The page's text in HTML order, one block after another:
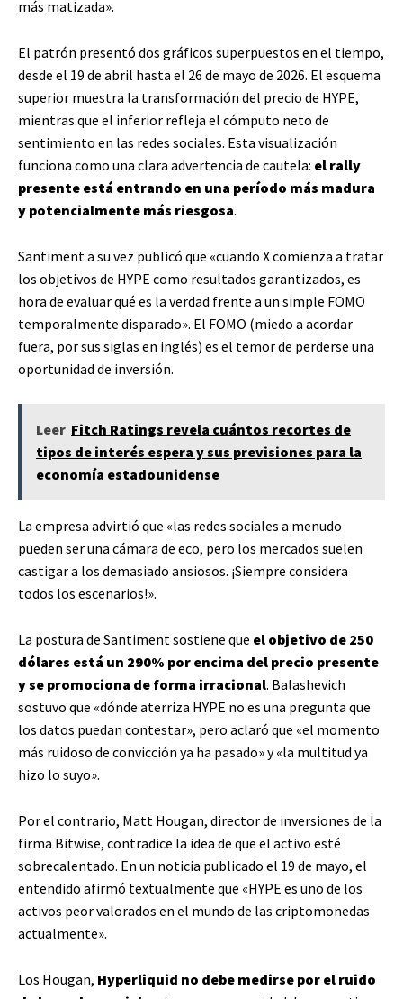
más matizada».
El patrón presentó dos gráficos superpuestos en el tiempo,
desde el 19 de abril hasta el 26 de mayo de 2026. El esquema
superior muestra la transformación del precio de HYPE,
mientras que el inferior refleja el cómputo neto de
sentimiento en las redes sociales. Esta visualización
funciona como una clara advertencia de cautela: el rally
presente está entrando en una período más madura
y potencialmente más riesgosa.
Santiment a su vez publicó que «cuando X comienza a tratar
los objetivos de HYPE como resultados garantizados, es
hora de evaluar qué es la verdad frente a un simple FOMO
temporalmente disparado». El FOMO (miedo a acordar
fuera, por sus siglas en inglés) es el temor de perderse una
oportunidad de inversión.
Leer Fitch Ratings revela cuántos recortes de
tipos de interés espera y sus previsiones para la
economía estadounidense
La empresa advirtió que «las redes sociales a menudo
pueden ser una cámara de eco, pero los mercados suelen
castigar a los demasiado ansiosos. ¡Siempre considera
todos los escenarios!».
La postura de Santiment sostiene que el objetivo de 250
dólares está un 290% por encima del precio presente
y se promociona de forma irracional. Balashevich
sostuvo que «dónde aterriza HYPE no es una pregunta que
los datos puedan contestar», pero aclaró que «el momento
más ruidoso de convicción ya ha pasado» y «la multitud ya
hizo lo suyo».
Por el contrario, Matt Hougan, director de inversiones de la
firma Bitwise, contradice la idea de que el activo esté
sobrecalentado. En un noticia publicado el 19 de mayo, el
entendido afirmó textualmente que «HYPE es uno de los
activos peor valorados en el mundo de las criptomonedas
actualmente».
Los Hougan, Hyperliquid no debe medirse por el ruido